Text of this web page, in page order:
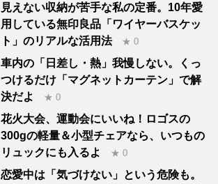
見えない収納が苦手な私の定番。10年愛
用している無印良品「ワイヤーバスケッ
ト」のリアルな活用法
★ 0
車内の「日差し・熱」我慢しない。くっ
つけるだけ「マグネットカーテン」で解
決だよ
★ 0
花火大会、運動会にいいね！ロゴスの
300gの軽量＆小型チェアなら、いつもの
リュックにも入るよ
★ 0
恋愛中は「気づけない」という危険も。